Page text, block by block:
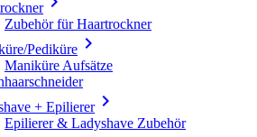
Zubehör für Haartrockner
Pediküre 
Maniküre Aufsätze
+ Epilierer
Epilierer & Ladyshave Zubehör